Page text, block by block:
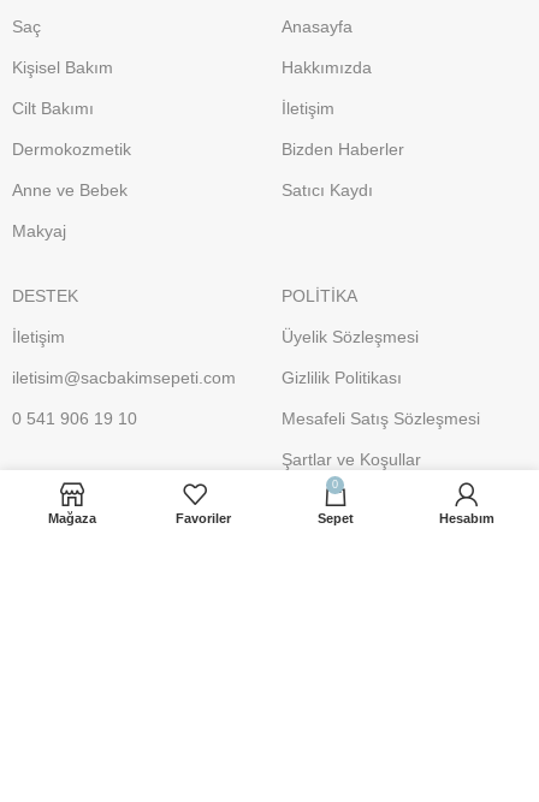
Saç
Kişisel Bakım
Cilt Bakımı
Dermokozmetik
Anne ve Bebek
Makyaj
Anasayfa
Hakkımızda
İletişim
Bizden Haberler
Satıcı Kaydı
DESTEK
İletişim
iletisim@sacbakimsepeti.com
0 541 906 19 10
POLİTİKA
Üyelik Sözleşmesi
Gizlilik Politikası
Mesafeli Satış Sözleşmesi
Şartlar ve Koşullar
İade İşlemleri
Mağaza Favoriler
0
Sepet Hesabım